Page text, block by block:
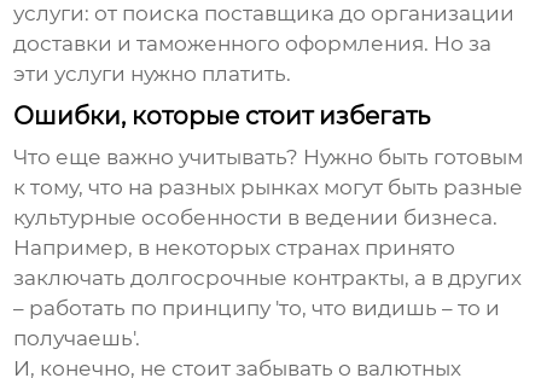
услуги: от поиска поставщика до организации
доставки и таможенного оформления. Но за
эти услуги нужно платить.
Ошибки, которые стоит избегать
Что еще важно учитывать? Нужно быть готовым
к тому, что на разных рынках могут быть разные
культурные особенности в ведении бизнеса.
Например, в некоторых странах принято
заключать долгосрочные контракты, а в других
– работать по принципу 'то, что видишь – то и
получаешь'.
И, конечно, не стоит забывать о валютных